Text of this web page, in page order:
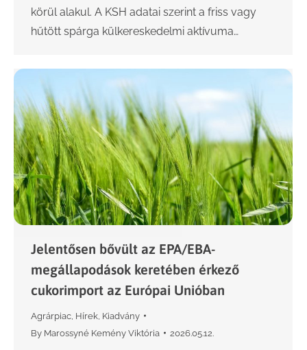
körül alakul. A KSH adatai szerint a friss vagy
hűtött spárga külkereskedelmi aktívuma…
Jelentősen bővült az EPA/EBA-
megállapodások keretében érkező
cukorimport az Európai Unióban
Agrárpiac Hírek Kiadvány
By Marossyné Kemény Viktória 2026.05.12.